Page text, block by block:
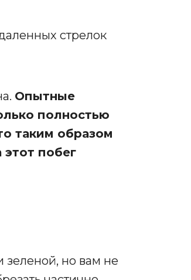
стрелок
Опытные
полностью
таким образом
побег
зеленой, но вам не